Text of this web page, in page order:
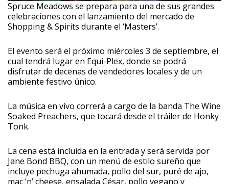
Spruce Meadows se prepara para una de sus grandes
celebraciones con el lanzamiento del mercado de
Shopping & Spirits durante el ‘Masters’.
El evento será el próximo miércoles 3 de septiembre, el
cual tendrá lugar en Equi-Plex, donde se podrá
disfrutar de decenas de vendedores locales y de un
ambiente festivo único.
La música en vivo correrá a cargo de la banda The Wine
Soaked Preachers, que tocará desde el tráiler de Honky
Tonk.
La cena está incluida en la entrada y será servida por
Jane Bond BBQ, con un menú de estilo sureño que
incluye pechuga ahumada, pollo del sur, puré de ajo,
mac ‘n’ cheese, ensalada César, pollo vegano y